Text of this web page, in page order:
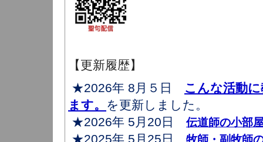
【更新履歴】
★2026年 8月５日 こんな活動
ます。 を更新しました。
★2026年 5月20日 伝道師の小部
★2025年 5月25日 牧師・副牧師